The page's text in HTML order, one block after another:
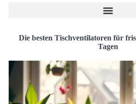
Die besten Tischventilatoren für
Tagen